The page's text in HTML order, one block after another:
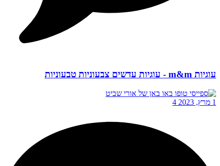
עוגיות m&m - עוגיות עדשים צבעוניות טבעוניות
1 מרץ, 2023 4